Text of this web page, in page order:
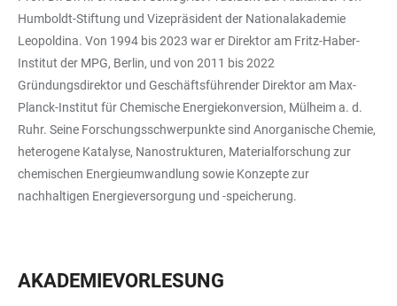
Humboldt-Stiftung und Vizepräsident der Nationalakademie
Leopoldina. Von 1994 bis 2023 war er Direktor am Fritz-Haber-
Institut der MPG, Berlin, und von 2011 bis 2022
Gründungsdirektor und Geschäftsführender Direktor am Max-
Planck-Institut für Chemische Energiekonversion, Mülheim a. d.
Ruhr. Seine Forschungsschwerpunkte sind Anorganische Chemie,
heterogene Katalyse, Nanostrukturen, Materialforschung zur
chemischen Energieumwandlung sowie Konzepte zur
nachhaltigen Energieversorgung und -speicherung.
AKADEMIEVORLESUNG